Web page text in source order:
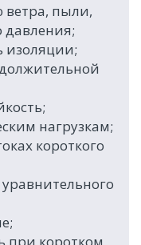
ветра, пыли,
давления;
изоляции;
нагрузкам;
короткого
при коротком